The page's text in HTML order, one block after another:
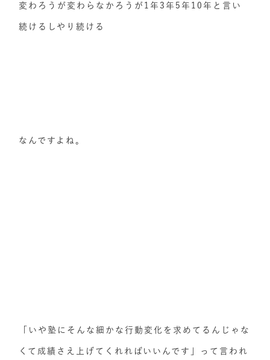
変わろうが変わらなかろうが1年3年5年10年と言い
続けるしやり続ける
なんですよね。
「いや塾にそんな細かな行動変化を求めてるんじゃな
くて成績さえ上げてくれればいいんです」って言われ